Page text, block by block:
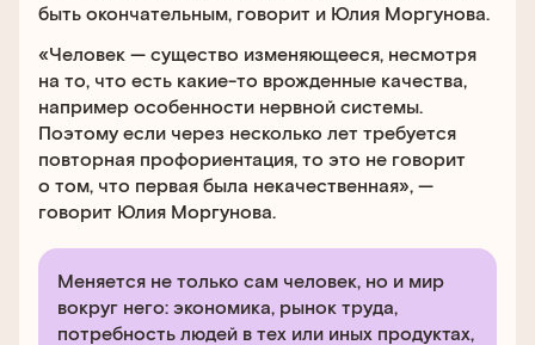
быть окончательным, говорит и Юлия Моргунова.
«Человек — существо изменяющееся, несмотря
на то, что есть какие-то врожденные качества,
например особенности нервной системы.
Поэтому если через несколько лет требуется
повторная профориентация, то это не говорит
о том, что первая была некачественная», —
говорит Юлия Моргунова.
Меняется не только сам человек, но и мир
вокруг него: экономика, рынок труда,
потребность людей в тех или иных продуктах,